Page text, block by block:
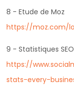
8 - Etude de Moz
https://moz.com/
9 - Statistiques
https://
stats-every-